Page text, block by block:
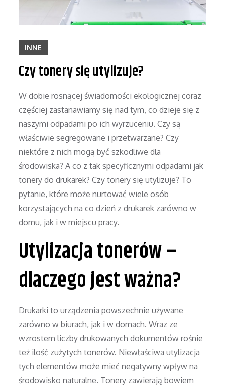
INNE
Czy tonery się utylizuje?
W dobie rosnącej świadomości ekologicznej coraz
częściej zastanawiamy się nad tym, co dzieje się z
naszymi odpadami po ich wyrzuceniu. Czy są
właściwie segregowane i przetwarzane? Czy
niektóre z nich mogą być szkodliwe dla
środowiska? A co z tak specyficznymi odpadami jak
tonery do drukarek? Czy tonery się utylizuje? To
pytanie, które może nurtować wiele osób
korzystających na co dzień z drukarek zarówno w
domu, jak i w miejscu pracy.
Utylizacja tonerów –
dlaczego jest ważna?
Drukarki to urządzenia powszechnie używane
zarówno w biurach, jak i w domach. Wraz ze
wzrostem liczby drukowanych dokumentów rośnie
też ilość zużytych tonerów. Niewłaściwa utylizacja
tych elementów może mieć negatywny wpływ na
środowisko naturalne. Tonery zawierają bowiem